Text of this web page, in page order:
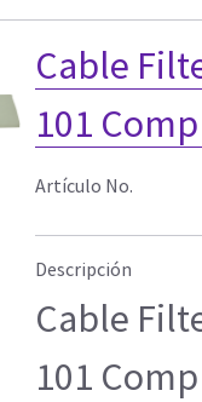
Cable
101
Artículo No.
Descripción
Cable
101